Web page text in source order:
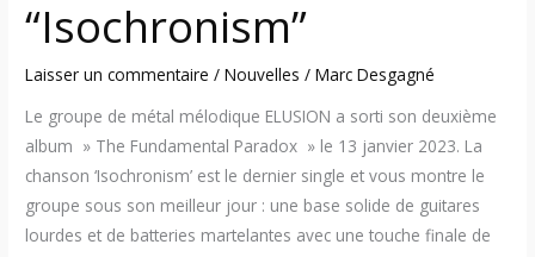
“Isochronism”
Laisser un commentaire /Nouvelles /Marc Desgagné
Le groupe de métal mélodique ELUSION a sorti son deuxième
album » The Fundamental Paradox » le 13 janvier 2023. La
chanson ‘Isochronism’ est le dernier single et vous montre le
groupe sous son meilleur jour : une base solide de guitares
lourdes et de batteries martelantes avec une touche finale de